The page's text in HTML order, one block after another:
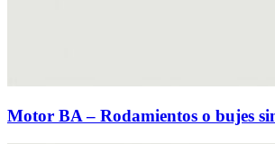
Motor BA – Rodamientos o bujes